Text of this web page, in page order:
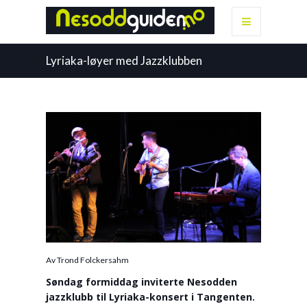
Lyriaka-løyer med Jazzklubben
Av Trond Folckersahm
Søndag formiddag inviterte Nesodden
jazzklubb til Lyriaka-konsert i Tangenten.